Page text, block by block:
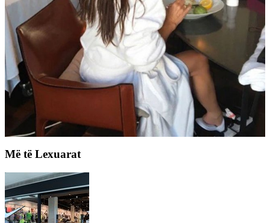
Më të Lexuarat